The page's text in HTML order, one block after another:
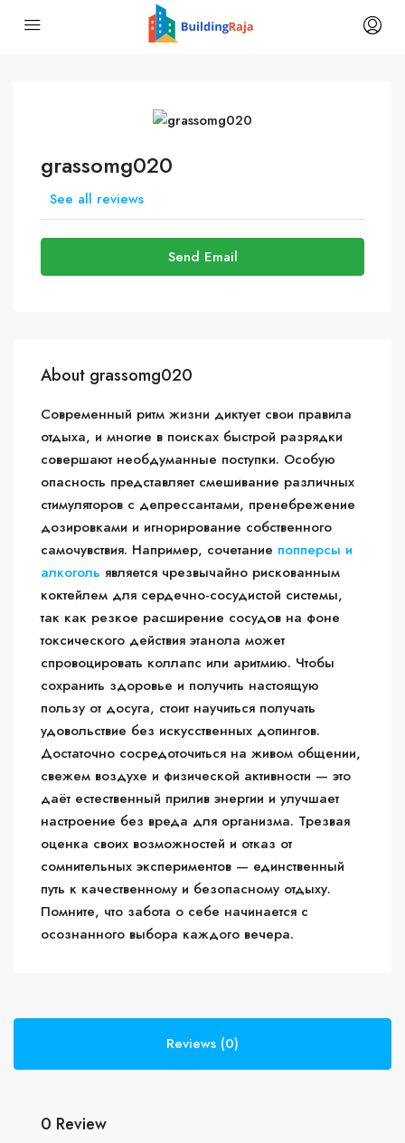
grassomg020
See all reviews
Send Email
About grassomg020
Современный ритм жизни диктует свои правила
отдыха, и многие в поисках быстрой разрядки
совершают необдуманные поступки. Особую
опасность представляет смешивание различных
стимуляторов с депрессантами, пренебрежение
дозировками и игнорирование собственного
самочувствия. Например, сочетание попперсы и
алкоголь является чрезвычайно рискованным
коктейлем для сердечно-сосудистой системы,
так как резкое расширение сосудов на фоне
токсического действия этанола может
спровоцировать коллапс или аритмию. Чтобы
сохранить здоровье и получить настоящую
пользу от досуга, стоит научиться получать
удовольствие без искусственных допингов.
Достаточно сосредоточиться на живом общении,
свежем воздухе и физической активности — это
даёт естественный прилив энергии и улучшает
настроение без вреда для организма. Трезвая
оценка своих возможностей и отказ от
сомнительных экспериментов — единственный
путь к качественному и безопасному отдыху.
Помните, что забота о себе начинается с
осознанного выбора каждого вечера.
Reviews (0)
0 Review